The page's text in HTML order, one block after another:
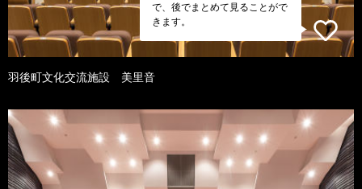
で、後でまとめて見ることがで
きます。
羽後町文化交流施設 美里音